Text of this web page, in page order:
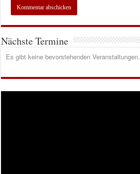
Nächste Termine
Es gibt keine bevorstehenden Veranstaltungen.